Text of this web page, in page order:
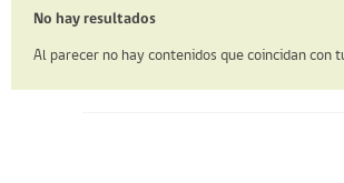
No hay resultados
Al parecer no hay contenidos que coincidan con